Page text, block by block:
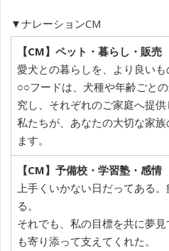
▼ナレーションCM
【CM】ペット・暮らし・販売
愛犬との暮らしを、より良いも
○○フードは、犬種や年齢ごと
究し、それぞれのご家庭へ提供
私たちが、あなたの大切な家
ます。
【CM】予備校・学習塾・感情
上手くいかない日だってある
る。
それでも、私の目標を共に夢
も寄り添って支えてくれた。